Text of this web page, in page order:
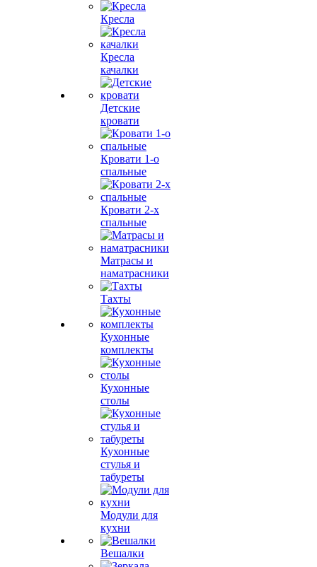
Кресла
Кресла
качалки
Детские
кровати
Кровати 1-о
спальные
Кровати 2-х
спальные
Матрасы и
наматрасники
Тахты
Кухонные
комплекты
Кухонные
столы
Кухонные
стулья и
табуреты
Модули для
кухни
Вешалки